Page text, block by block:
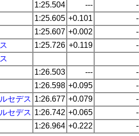
1:25.504 ---
1:25.605 +0.101
1:25.607 +0.002
1:25.726 +0.119
1:26.503 ---
1:26.598 +0.095
セデス 1:26.677 +0.079
セデス 1:26.742 +0.065
1:26.964 +0.222